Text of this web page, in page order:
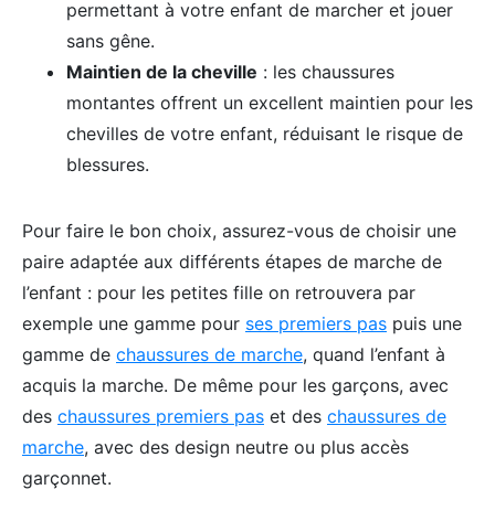
permettant à votre enfant de marcher et jouer
sans gêne.
Maintien de la cheville : les chaussures
montantes offrent un excellent maintien pour les
chevilles de votre enfant, réduisant le risque de
blessures.
Pour faire le bon choix, assurez-vous de choisir une
paire adaptée aux différents étapes de marche de
l’enfant : pour les petites fille on retrouvera par
exemple une gamme pour ses premiers pas puis une
gamme de chaussures de marche, quand l’enfant à
acquis la marche. De même pour les garçons, avec
des chaussures premiers pas et des chaussures de
marche, avec des design neutre ou plus accès
garçonnet.